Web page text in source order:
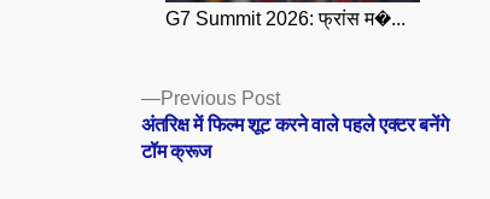
G7 Summit 2026: फ्रांस म�...
Posts
navigation
Previous PostPrevious
post:
अंतरिक्ष में फिल्म शूट करने वाले पहले एक्टर बनेंगे
टॉम क्रूज